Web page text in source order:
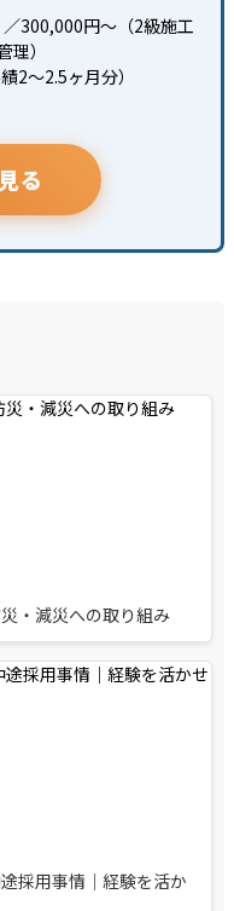
300,000円〜（2級施工
）
2〜2.5ヶ月分）
る
・減災への取り組み
採用事情｜経験を活か